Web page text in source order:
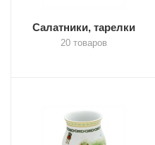
Салатники, тарелки
20 товаров